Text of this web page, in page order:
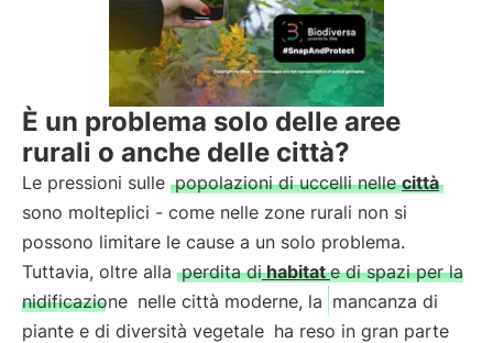
È un problema solo delle aree
rurali o anche delle città?
Le pressioni sulle popolazioni di uccelli nellecittà
sono molteplici - come nelle zone rurali non si
possono limitare le cause a un solo problema.
Tuttavia, oltre alla perdita dihabitate di spazi per la
nidificazione nelle città moderne, la mancanza di
piante e di diversità vegetale ha reso in gran parte